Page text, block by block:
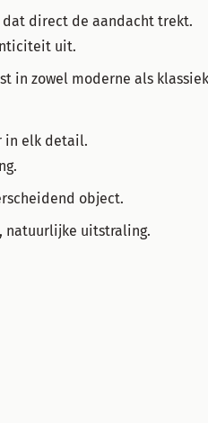
dat direct de aandacht trekt.
uit.
zowel moderne als
in elk detail.
object.
natuurlijke uitstraling.